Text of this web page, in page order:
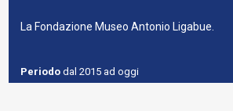
La Fondazione Museo Antonio Ligabue.
Periododal 2015 ad oggi